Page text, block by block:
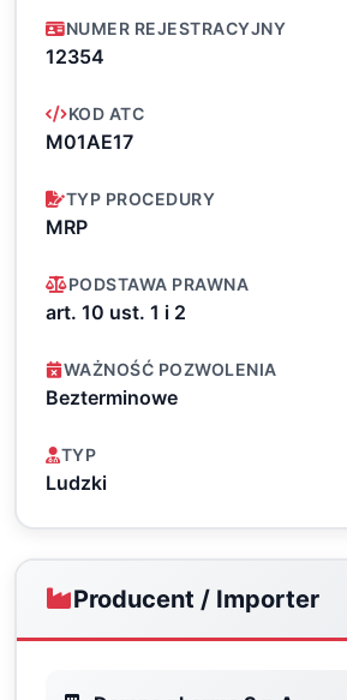
NUMER REJESTRACYJNY
12354
KOD ATC
M01AE17
TYP PROCEDURY
MRP
PODSTAWA PRAWNA
art. 10 ust. 1 i 2
WAŻNOŚĆ POZWOLENIA
Bezterminowe
TYP
Ludzki
Producent / Importer